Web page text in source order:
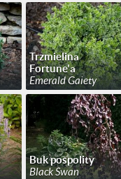
Trzmielina
Fortune'a
Emerald Gaiety
Buk pospolity
Black Swan